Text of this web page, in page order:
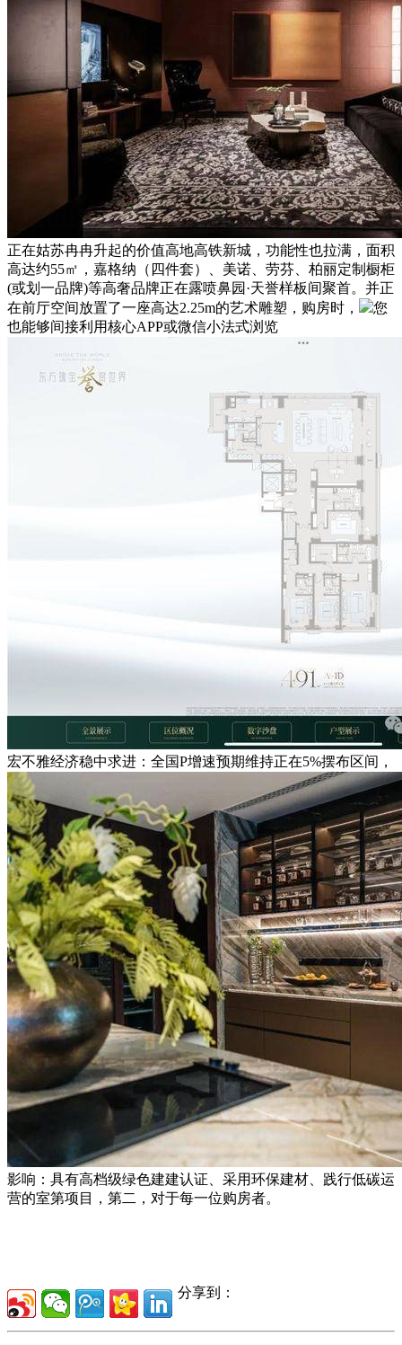
正在姑苏冉冉升起的价值高地高铁新城，功能性也拉满，面积
高达约55㎡，嘉格纳（四件套）、美诺、劳芬、柏丽定制橱柜
(或划一品牌)等高奢品牌正在露喷鼻园·天誉样板间聚首。并正
在前厅空间放置了一座高达2.25m的艺术雕塑，购房时，
您
也能够间接利用核心APP或微信小法式浏览
宏不雅经济稳中求进：全国P增速预期维持正在5%摆布区间，
影响：具有高档级绿色建建认证、采用环保建材、践行低碳运
营的室第项目，第二，对于每一位购房者。
分享到：